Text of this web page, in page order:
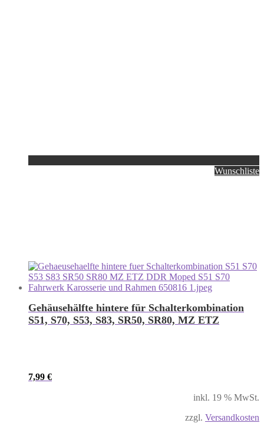
Wunschliste
Gehäusehälfte hintere für Schalterkombination
S51, S70, S53, S83, SR50, SR80, MZ ETZ
7,99 €
inkl. 19 % MwSt.
zzgl. Versandkosten